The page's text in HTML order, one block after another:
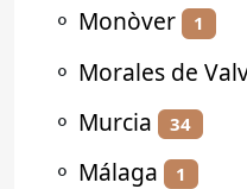
⚬ Monòver 1
⚬ Morales de
⚬ Murcia 34
⚬ Málaga 1